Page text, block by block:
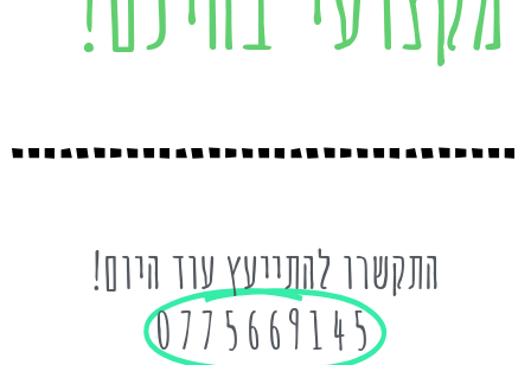
התקשרו להתייעץ עוד היום!
0775669145